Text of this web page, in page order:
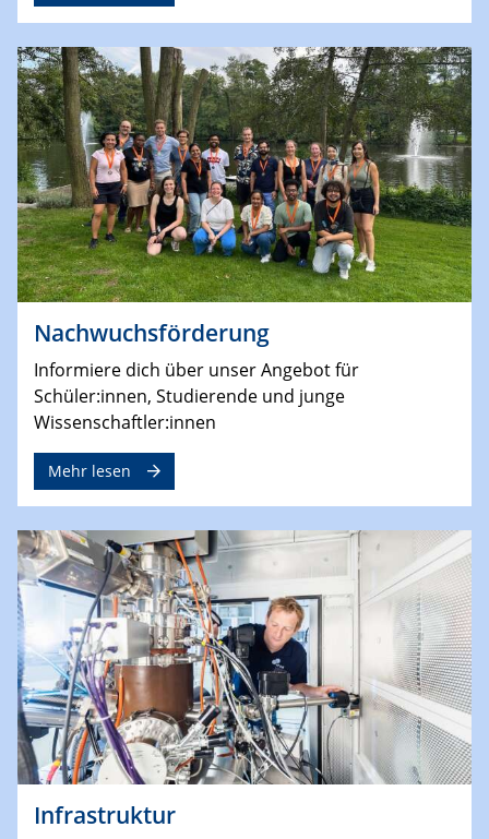
Nachwuchsförderung
Informiere dich über unser Angebot für
Schüler:innen, Studierende und junge
Wissenschaftler:innen
Mehr lesen
Infrastruktur